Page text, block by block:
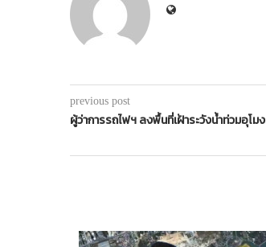
previous post
ผู้ว่าการรถไฟฯ ลงพื้นที่เฝ้าระวังน้ำท่วมอุโ